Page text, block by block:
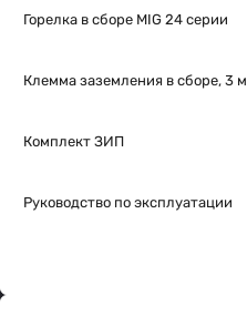
Горелка в сборе MIG 24 серии
Клемма заземления в сборе, 3 м
Комплект ЗИП
Руководство по эксплуатации